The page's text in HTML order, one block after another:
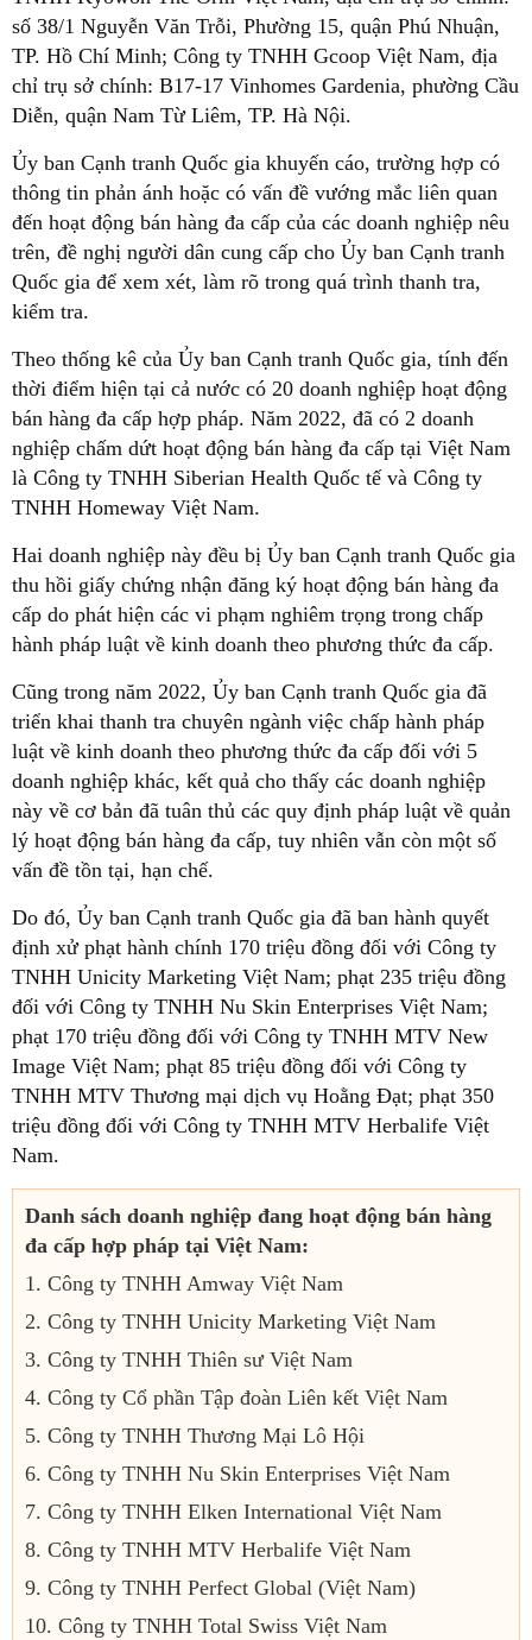
số 38/1 Nguyễn Văn Trỗi, Phường 15, quận Phú Nhuận,
TP. Hồ Chí Minh; Công ty TNHH Gcoop Việt Nam, địa
chỉ trụ sở chính: B17-17 Vinhomes Gardenia, phường Cầu
Diễn, quận Nam Từ Liêm, TP. Hà Nội.
Ủy ban Cạnh tranh Quốc gia khuyến cáo, trường hợp có
thông tin phản ánh hoặc có vấn đề vướng mắc liên quan
đến hoạt động bán hàng đa cấp của các doanh nghiệp nêu
trên, đề nghị người dân cung cấp cho Ủy ban Cạnh tranh
Quốc gia để xem xét, làm rõ trong quá trình thanh tra,
kiểm tra.
Theo thống kê của Ủy ban Cạnh tranh Quốc gia, tính đến
thời điểm hiện tại cả nước có 20 doanh nghiệp hoạt động
bán hàng đa cấp hợp pháp. Năm 2022, đã có 2 doanh
nghiệp chấm dứt hoạt động bán hàng đa cấp tại Việt Nam
là Công ty TNHH Siberian Health Quốc tế và Công ty
TNHH Homeway Việt Nam.
Hai doanh nghiệp này đều bị Ủy ban Cạnh tranh Quốc gia
thu hồi giấy chứng nhận đăng ký hoạt động bán hàng đa
cấp do phát hiện các vi phạm nghiêm trọng trong chấp
hành pháp luật về kinh doanh theo phương thức đa cấp.
Cũng trong năm 2022, Ủy ban Cạnh tranh Quốc gia đã
triển khai thanh tra chuyên ngành việc chấp hành pháp
luật về kinh doanh theo phương thức đa cấp đối với 5
doanh nghiệp khác, kết quả cho thấy các doanh nghiệp
này về cơ bản đã tuân thủ các quy định pháp luật về quản
lý hoạt động bán hàng đa cấp, tuy nhiên vẫn còn một số
vấn đề tồn tại, hạn chế.
Do đó, Ủy ban Cạnh tranh Quốc gia đã ban hành quyết
định xử phạt hành chính 170 triệu đồng đối với Công ty
TNHH Unicity Marketing Việt Nam; phạt 235 triệu đồng
đối với Công ty TNHH Nu Skin Enterprises Việt Nam;
phạt 170 triệu đồng đối với Công ty TNHH MTV New
Image Việt Nam; phạt 85 triệu đồng đối với Công ty
TNHH MTV Thương mại dịch vụ Hoằng Đạt; phạt 350
triệu đồng đối với Công ty TNHH MTV Herbalife Việt
Nam.
Danh sách doanh nghiệp đang hoạt động bán hàng
đa cấp hợp pháp tại Việt Nam:
1. Công ty TNHH Amway Việt Nam
2. Công ty TNHH Unicity Marketing Việt Nam
3. Công ty TNHH Thiên sư Việt Nam
4. Công ty Cổ phần Tập đoàn Liên kết Việt Nam
5. Công ty TNHH Thương Mại Lô Hội
6. Công ty TNHH Nu Skin Enterprises Việt Nam
7. Công ty TNHH Elken International Việt Nam
8. Công ty TNHH MTV Herbalife Việt Nam
9. Công ty TNHH Perfect Global (Việt Nam)
10. Công ty TNHH Total Swiss Việt Nam